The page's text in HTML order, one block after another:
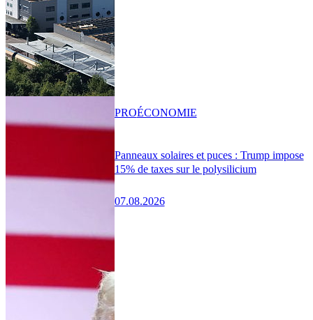
Panneaux solaires et puces : Trump impose
15% de taxes sur le polysilicium
07.08.2026
PROÉCONOMIE